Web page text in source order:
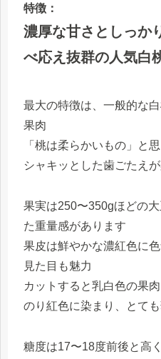
特徴：
濃厚な甘さとしっか
べ応え抜群の人気白
最大の特徴は、一般的な
果肉
「桃は柔らかいもの」と
シャキッとした歯ごたえ
果実は250〜350gほどの
た重量感があります
果皮は鮮やかな濃紅色に
見た目も魅力
カットすると乳白色の果
のり紅色に染まり、とて
糖度は17〜18度前後と高